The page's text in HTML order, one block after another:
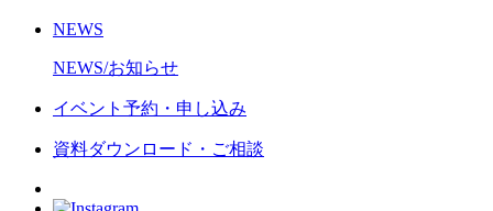
NEWS
NEWS/お知らせ
イベント予約・申し込み
資料ダウンロード・ご相談